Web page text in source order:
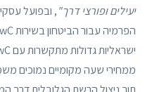
יעילים ופורצי דרך", ובפועל